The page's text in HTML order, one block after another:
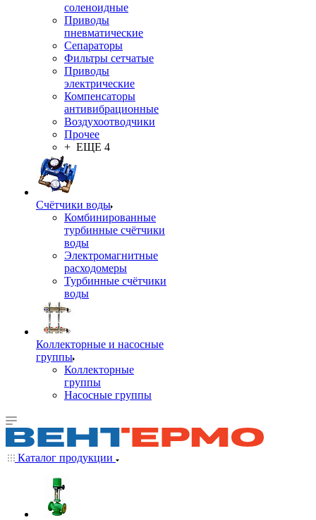
соленоидные
Приводы
пневматические
Сепараторы
Фильтры сетчатые
Приводы
электрические
Компенсаторы
антивибрационные
Воздухоотводчики
Прочее
+ ЕЩЕ 4
Счётчики воды
Комбинированные
турбинные счётчики
воды
Электромагнитные
расходомеры
Турбинные счётчики
воды
Коллекторные и насосные
группы
Коллекторные
группы
Насосные группы
Каталог продукции